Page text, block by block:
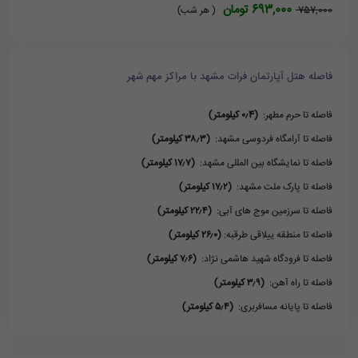
757,000 693,000 تومان ( هر شب)
فاصله هتل آپارتمان فرات مشهد با مراکز مهم شهر
فاصله تا حرم مطهر: (۰٫4 کیلومتر)
فاصله تا آرامگاه فردوسی مشهد: (۳۸٫۳ کیلومتر)
فاصله تا نمایشگاه بین المللی مشهد: (۱۷٫۷ کیلومتر)
فاصله تا پارک ملت مشهد: (۱۷٫۲ کیلومتر)
فاصله تا سرزمین موج های آبی: (۲۲٫۴ کیلومتر)
فاصله تا منطقه ییلاقی طرقبه: (۲۶٫۰ کیلومتر)
فاصله تا فرودگاه شهید هاشمی نژاد: (۷٫۶ کیلومتر)
فاصله تا راه آهن: (۳٫۹ کیلومتر)
فاصله تا پایانه مسافربری: (۵٫۴ کیلومتر)